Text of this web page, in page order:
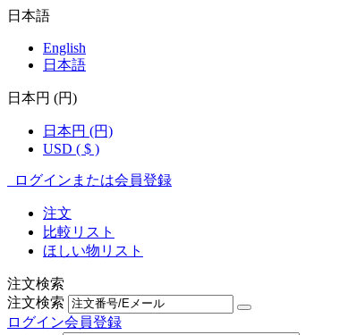
日本語
English
日本語
日本円 (円)
日本円 (円)
USD ( $ )
ログインまたは会員登録
注文
比較リスト
ほしい物リスト
注文検索
注文検索
ログイン会員登録